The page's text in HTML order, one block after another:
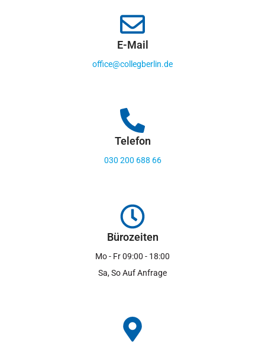
E-Mail
office@collegberlin.de
Telefon
030 200 688 66
Bürozeiten
Mo - Fr 09:00 - 18:00
Sa, So Auf Anfrage